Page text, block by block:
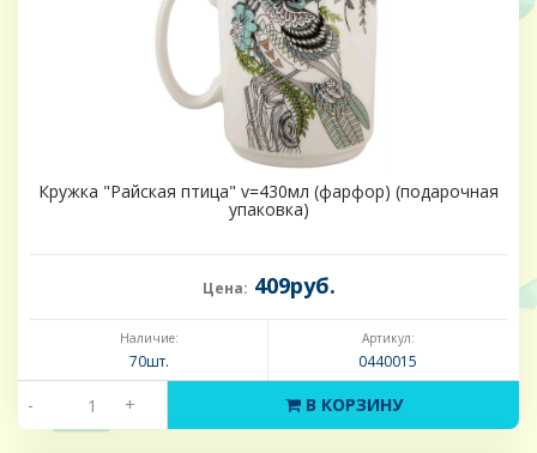
Кружка "Райская птица" v=430мл (фарфор) (подарочная
упаковка)
Цена: 409руб.
Наличие:
70шт.
Артикул:
0440015
- + В КОРЗИНУ